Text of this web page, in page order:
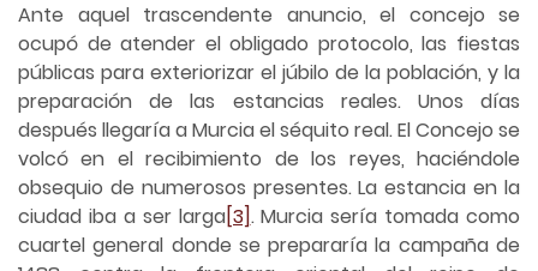
Ante aquel trascendente anuncio, el concejo se
ocupó de atender el obligado protocolo, las fiestas
públicas para exteriorizar el júbilo de la población, y la
preparación de las estancias reales. Unos días
después llegaría a Murcia el séquito real. El Concejo se
volcó en el recibimiento de los reyes, haciéndole
obsequio de numerosos presentes. La estancia en la
ciudad iba a ser larga[3]. Murcia sería tomada como
cuartel general donde se prepararía la campaña de